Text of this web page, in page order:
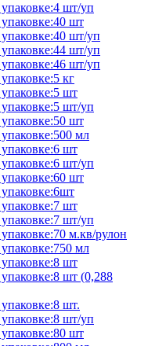
шт/уп
шт
шт/уп
шт/уп
шт/уп
кг
шт
шт/уп
шт
мл
шт
шт/уп
шт
шт
шт/уп
м.кв/рулон
мл
шт
шт (0,288
шт.
шт/уп
шт